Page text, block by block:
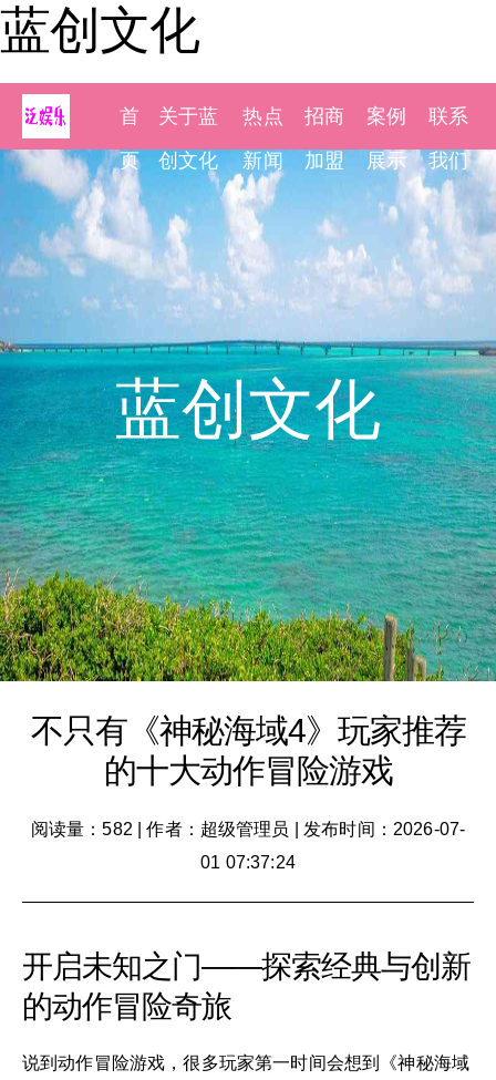
蓝创文化
首
页
关于蓝
创文化
热点
新闻
招商
加盟
案例
展示
联系
我们
蓝创文化
不只有《神秘海域4》玩家推荐
的十大动作冒险游戏
阅读量：582 |作者：超级管理员
发布时间：2026-07-
01 07:37:24
开启未知之门——探索经典与创新
的动作冒险奇旅
说到动作冒险游戏，很多玩家第一时间会想到《神秘海域